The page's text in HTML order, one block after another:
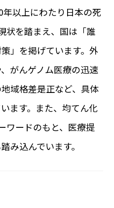
以上にわたり日本の死
状を踏まえ、国は「誰
」を掲げています。外
がんゲノム医療の迅速
域格差是正など、具体
ます。また、均てん化
ワードのもと、医療提
み込んでいます。